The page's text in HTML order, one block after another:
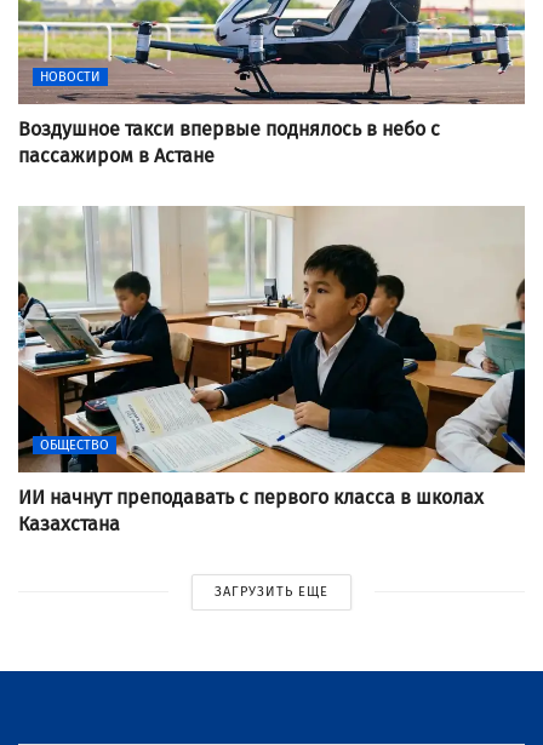
НОВОСТИ
Воздушное такси впервые поднялось в небо с
пассажиром в Астане
ОБЩЕСТВО
ИИ начнут преподавать с первого класса в школах
Казахстана
ЗАГРУЗИТЬ ЕЩЕ